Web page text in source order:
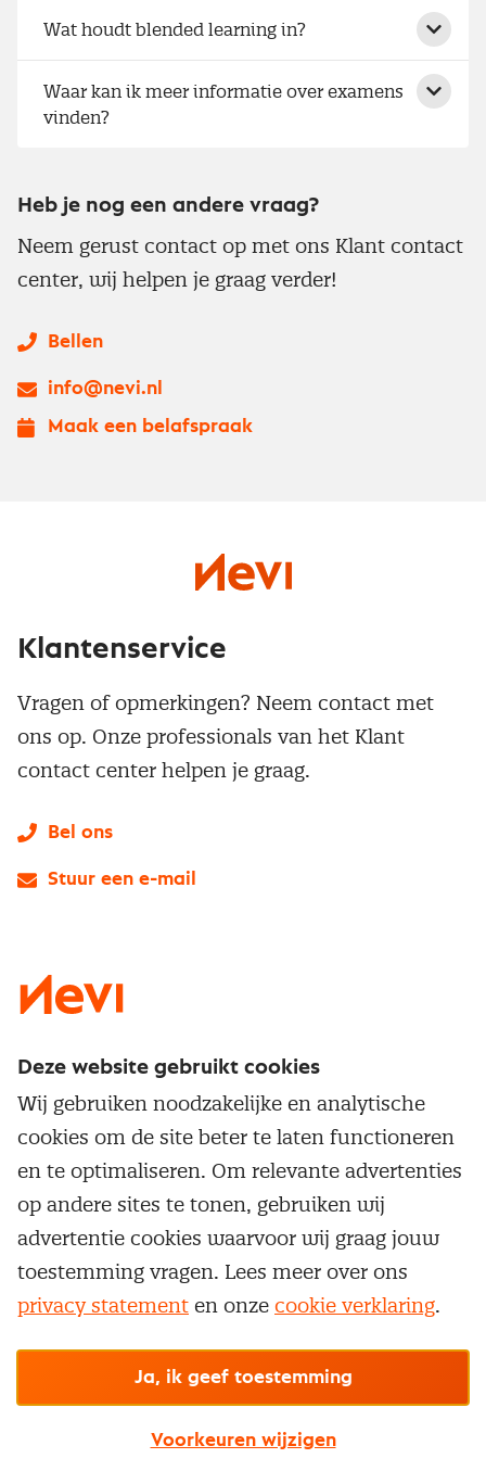
Wat houdt blended learning in?
Waar kan ik meer informatie over examens
vinden?
Heb je nog een andere vraag?
Neem gerust contact op met ons Klant contact
center, wij helpen je graag verder!
Bellen
info@nevi.nl
Maak een belafspraak
Service & contact
Over inkoop
Netwerk en communities
Aanmelden nieuwsbrief
Word lid van Nevi
Inkoop vacatures
Opzeggen lidmaatschap
Populaire thema's
Aanbesteden
Contractmanagement
Kostenmanagement
Onderhandelen
Supply management
Opleidingen en trainingen
Trainingen
Opleidingen
Maatwerk
Vrijstellingen
Klantenservice
Vragen of opmerkingen? Neem contact met
ons op. Onze professionals van het Klant
contact center helpen je graag.
Bel ons
Stuur een e-mail
Cookievoorkeuren beherenOnzealgemene
© Nevi.nl
Deze website gebruikt cookies
Wij gebruiken noodzakelijke en analytische
cookies om de site beter te laten functioneren
en te optimaliseren. Om relevante advertenties
op andere sites te tonen, gebruiken wij
advertentie cookies waarvoor wij graag jouw
toestemming vragen. Lees meer over ons
privacy statement en onze cookie verklaring.
Ja, ik geef toestemming
Voorkeuren wijzigen